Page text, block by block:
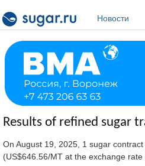
Новости
Results of refined sugar
On August 19, 2025, 1 sugar
(US$646.56/MT at the exchange rate